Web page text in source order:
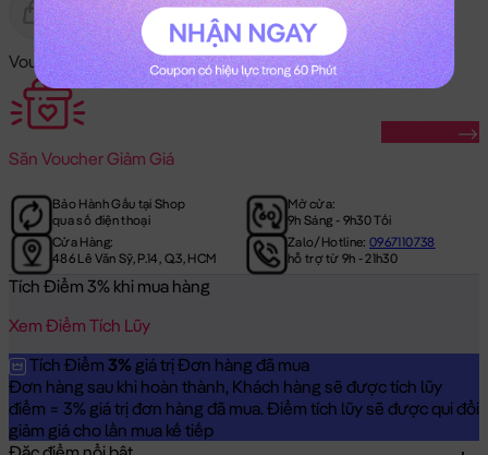
Gửi Tặng Hết Hàng
Voucher Mã Khuyến Mãi:
Săn Voucher Giảm Giá
Bảo Hành Gấu tại Shop
qua số điện thoại
Mở cửa:
9h Sáng - 9h30 Tối
Cửa Hàng:
486 Lê Văn Sỹ, P.14, Q.3, HCM
Zalo/Hotline:0967110738
hỗ trợ từ 9h - 21h30
Tích Điểm 3% khi mua hàng
Xem Điểm Tích Lũy
Tích Điểm 3% giá trị Đơn hàng đã mua
Đơn hàng sau khi hoàn thành, Khách hàng sẽ được tích lũy
điểm = 3% giá trị đơn hàng đã mua. Điểm tích lũy sẽ được qui đổi
giảm giá cho lần mua kế tiếp